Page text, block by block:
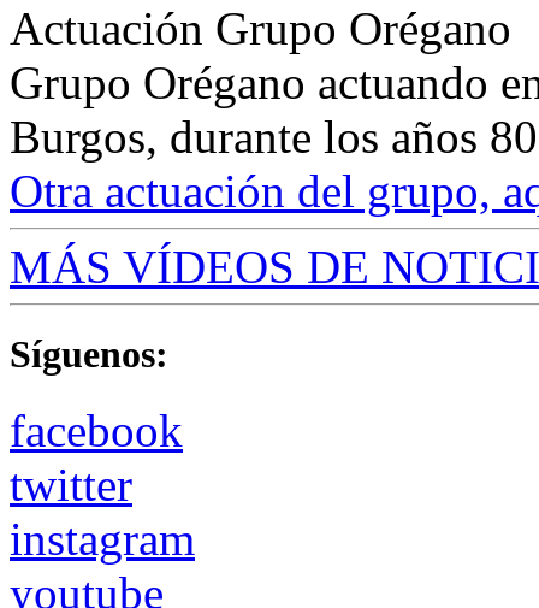
Actuación Grupo Orégano
Grupo Orégano actuando
Burgos, durante los años 80
Otra actuación del grupo,
MÁS VÍDEOS DE
Síguenos:
facebook
twitter
instagram
youtube